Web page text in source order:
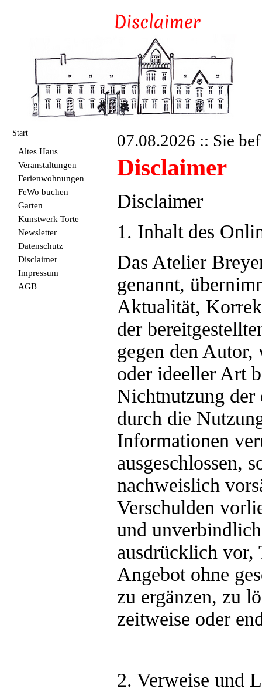
Start
Altes Haus
Veranstaltungen
Ferienwohnungen
FeWo buchen
Garten
Kunstwerk Torte
Newsletter
Datenschutz
Disclaimer
Impressum
AGB
07.08.2026 :: Sie
Disclaimer
Disclaimer
1. Inhalt des
Das Atelier
genannt,
Aktualität,
der
gegen den Autor,
oder ideeller Art
Nichtnutzung der
durch die
Informationen
ausgeschlossen,
nachweislich
Verschulden
und
ausdrücklich vor,
Angebot ohne
zu ergänzen, zu
zeitweise oder
2. Verweise und